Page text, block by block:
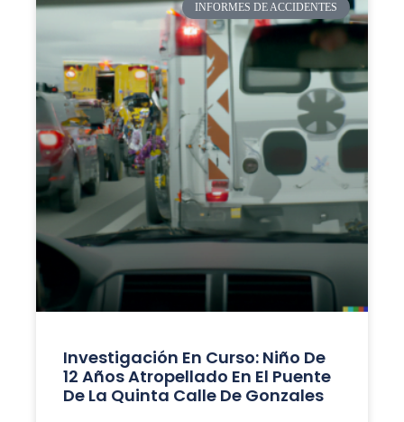
INFORMES DE ACCIDENTES
Investigación En Curso: Niño De
12 Años Atropellado En El Puente
De La Quinta Calle De Gonzales